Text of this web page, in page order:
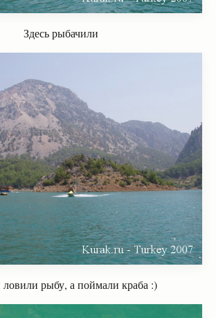
Здесь рыбачили
рыбу, а поймали краба :)